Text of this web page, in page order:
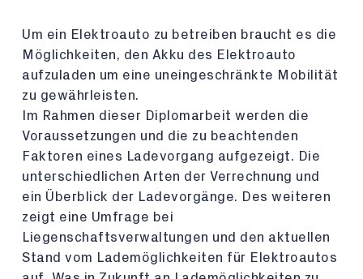
Um ein Elektroauto zu betreiben braucht es die
Möglichkeiten, den Akku des Elektroauto
aufzuladen um eine uneingeschränkte Mobilität
zu gewährleisten.
Im Rahmen dieser Diplomarbeit werden die
Voraussetzungen und die zu beachtenden
Faktoren eines Ladevorgang aufgezeigt. Die
unterschiedlichen Arten der Verrechnung und
ein Überblick der Ladevorgänge. Des weiteren
zeigt eine Umfrage bei
Liegenschaftsverwaltungen und den aktuellen
Stand vom Lademöglichkeiten für Elektroautos